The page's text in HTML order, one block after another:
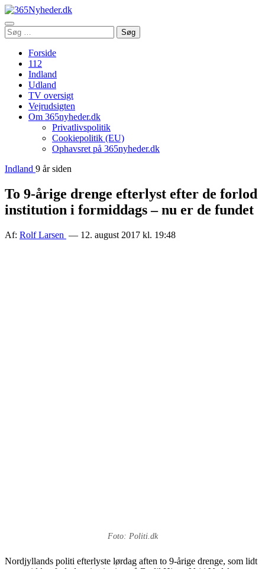
Åbn
menu
Søg
efter:
Søg
Forside
112
Indland
Udland
TV oversigt
Vejrudsigten
Om 365nyheder.dk
Privatlivspolitik
Cookiepolitik (EU)
Ophavsret på 365nyheder.dk
Indland 9 år siden
To 9-årige drenge efterlyst efter de forlod
institution i formiddags – nu er de fundet
Af: Rolf Larsen — 12. august 2017 kl. 19:48
Foto: Politi.dk
Nordjyllands politi efterlyste lørdag aften to 9-årige drenge, som lidt